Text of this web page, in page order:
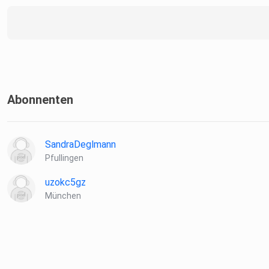
Abonnenten
SandraDeglmann
Pfullingen
uzokc5gz
München